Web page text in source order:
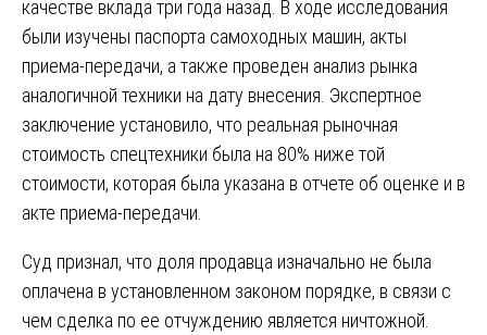
качестве вклада три года назад. В ходе исследования
были изучены паспорта самоходных машин, акты
приема-передачи, а также проведен анализ рынка
аналогичной техники на дату внесения. Экспертное
заключение установило, что реальная рыночная
стоимость спецтехники была на 80% ниже той
стоимости, которая была указана в отчете об оценке и в
акте приема-передачи.
Суд признал, что доля продавца изначально не была
оплачена в установленном законом порядке, в связи с
чем сделка по ее отчуждению является ничтожной.